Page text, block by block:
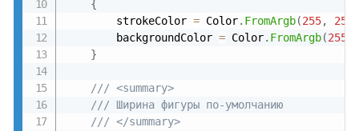
{
        strokeColor
= Color. FromArgb(255, 253
        backgroundColor
= Color. FromArgb(255
}
/// <summary>
/// Ширина фигуры по-умолчанию
/// </summary>